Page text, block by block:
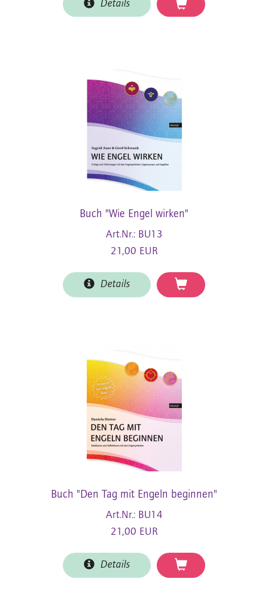
Details
Buch "Wie Engel wirken"
Art.Nr.: BU13
21,00 EUR
Details
Buch "Den Tag mit Engeln beginnen"
Art.Nr.: BU14
21,00 EUR
Details